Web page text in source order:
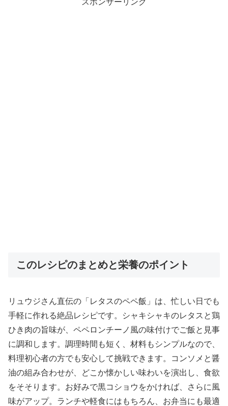
スポンサーリンク
このレシピのまとめと栄養のポイント
リュウジさん直伝の「レタスのペペ飯」は、忙しい日でも
手軽に作れる絶品レシピです。シャキシャキのレタスと鶏
ひき肉の旨味が、ペペロンチーノ風の味付けでご飯と見事
に調和します。調理時間も短く、材料もシンプルなので、
料理初心者の方でも安心して挑戦できます。コンソメと醤
油の組み合わせが、どこか懐かしい味わいを演出し、食欲
をそそります。お好みで黒コショウをかければ、さらに風
味がアップ。ランチや軽食にはもちろん、お弁当にも最適